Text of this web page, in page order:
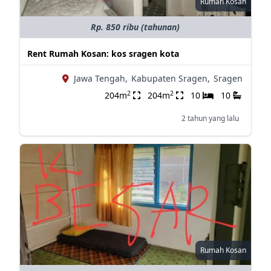
Rp. 850 ribu (tahunan)
Rent Rumah Kosan: kos sragen kota
Jawa Tengah, Kabupaten Sragen, Sragen
204m2 204m2 10 10
2 tahun yang lalu
Rumah Kosan